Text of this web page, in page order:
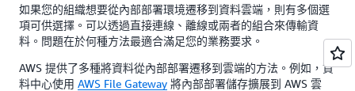
如果您的組織想要從內部部署環境遷移到資料雲端，則有多個選
項可供選擇。可以透過直接連線、離線或兩者的組合來傳輸資
料。問題在於何種方法最適合滿足您的業務要求。
AWS 提供了多種將資料從內部部署遷移到雲端的方法。例如，資
料中心使用 AWS File Gateway 將內部部署儲存擴展到 AWS 雲